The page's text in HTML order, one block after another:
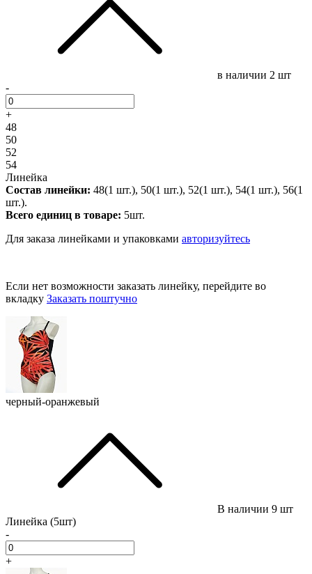
в наличии 2 шт
-
+
48
50
52
54
Линейка
Состав линейки: 48(1 шт.), 50(1 шт.), 52(1 шт.), 54(1 шт.), 56(1
шт.).
Всего единиц в товаре: 5шт.
Для заказа линейками и упаковками авторизуйтесь
Если нет возможности заказать линейку, перейдите во
вкладку Заказать поштучно
черный-оранжевый
В наличии 9 шт
Линейка (5шт)
-
+